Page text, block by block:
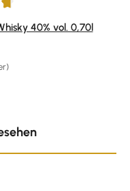
von 5 Sternen
40% vol. 0,70l